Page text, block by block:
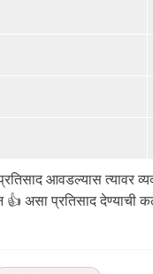
आवडल्यास त्यावर
असा प्रतिसाद देण्याची